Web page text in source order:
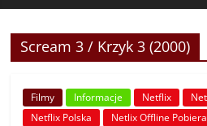
Scream 3 / Krzyk 3 (2000)
Filmy Informacje Netflix
Netflix Polska
Netlix Offline